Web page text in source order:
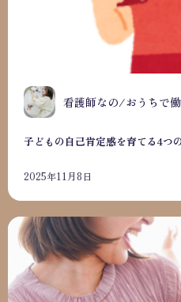
看護師なの/おうちで
子どもの自己肯定感を育てる4つ
2025年11月8日
子どもに「なんで勉強しない